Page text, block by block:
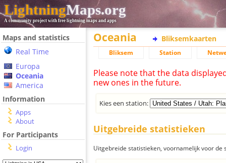
LightningMaps.org
A community project with free lightning maps and apps
Maps and statistics
Real Time
Europa
Oceania
America
Information
Apps
About
For Participants
Login
Oceania Bliksemkaarten
Bliksem Station
Please note that the data
new ones in the future.
Kies een station:
Uitgebreide statistieken
Uitgebreide statistieken, voornamelijk voor de